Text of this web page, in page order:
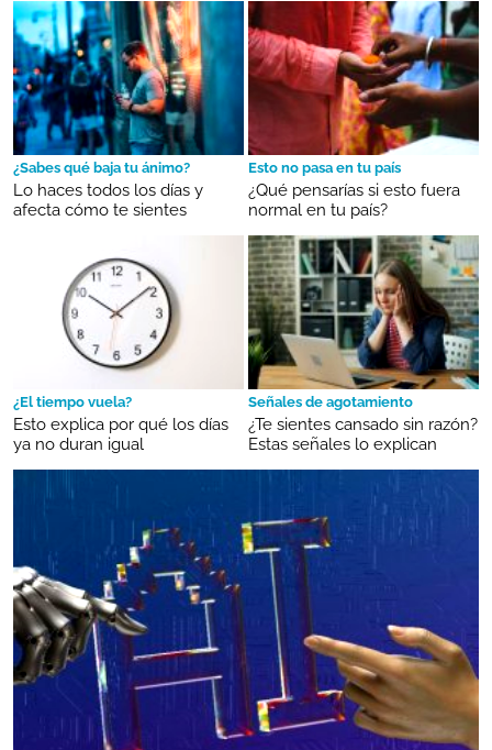
¿Sabes qué baja tu ánimo?
Lo haces todos los días y
afecta cómo te sientes
Esto no pasa en tu país
¿Qué pensarías si esto fuera
normal en tu país?
¿El tiempo vuela?
Esto explica por qué los días
ya no duran igual
Señales de agotamiento
¿Te sientes cansado sin razón?
Estas señales lo explican